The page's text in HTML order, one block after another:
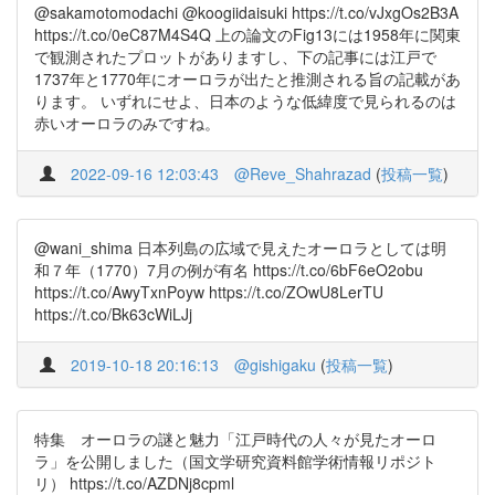
@sakamotomodachi @koogiidaisuki https://t.co/vJxgOs2B3A
https://t.co/0eC87M4S4Q 上の論文のFig13には1958年に関東
で観測されたプロットがありますし、下の記事には江戸で
1737年と1770年にオーロラが出たと推測される旨の記載があ
ります。 いずれにせよ、日本のような低緯度で見られるのは
赤いオーロラのみですね。
2022-09-16 12:03:43 @Reve_Shahrazad (投稿一覧)
@wani_shima 日本列島の広域で見えたオーロラとしては明
和７年（1770）7月の例が有名 https://t.co/6bF6eO2obu
https://t.co/AwyTxnPoyw https://t.co/ZOwU8LerTU
https://t.co/Bk63cWiLJj
2019-10-18 20:16:13 @gishigaku (投稿一覧)
特集 オーロラの謎と魅力「江戸時代の人々が見たオーロ
ラ」を公開しました（国文学研究資料館学術情報リポジト
リ） https://t.co/AZDNj8cpml